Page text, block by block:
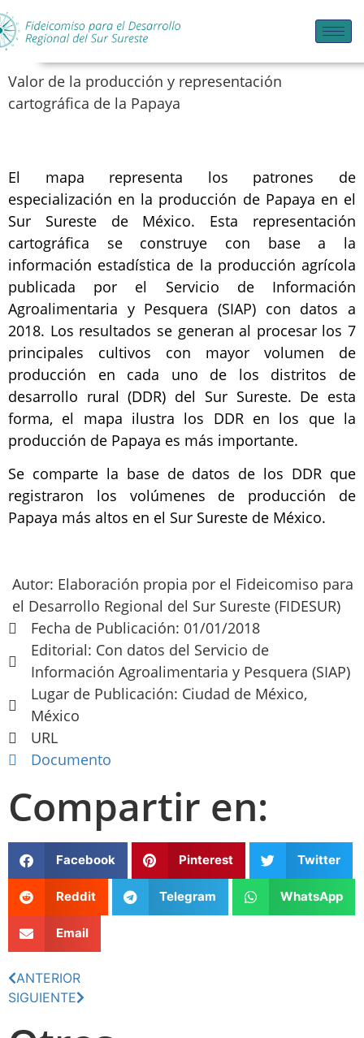
Valor de la producción y representación
cartográfica de la Papaya
El mapa representa los patrones de
especialización en la producción de Papaya en el
Sur Sureste de México. Esta representación
cartográfica se construye con base a la
información estadística de la producción agrícola
publicada por el Servicio de Información
Agroalimentaria y Pesquera (SIAP) con datos a
2018. Los resultados se generan al procesar los 7
principales cultivos con mayor volumen de
producción en cada uno de los distritos de
desarrollo rural (DDR) del Sur Sureste. De esta
forma, el mapa ilustra los DDR en los que la
producción de Papaya es más importante.
Se comparte la base de datos de los DDR que
registraron los volúmenes de producción de
Papaya más altos en el Sur Sureste de México.
Autor: Elaboración propia por el Fideicomiso para
el Desarrollo Regional del Sur Sureste (FIDESUR)
Fecha de Publicación: 01/01/2018
Editorial: Con datos del Servicio de
Información Agroalimentaria y Pesquera (SIAP)
Lugar de Publicación: Ciudad de México,
México
URL
Documento
Compartir en:
Facebook Pinterest Twitter
Reddit Telegram WhatsApp
Email
ANTERIOR
SIGUIENTE